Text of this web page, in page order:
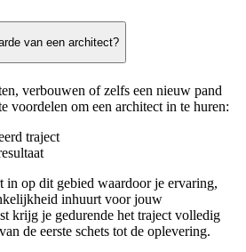
van een architect?
verbouwen of zelfs een nieuw pand
voordelen om een architect in te huren:
traject
in op dit gebied waardoor je ervaring,
inhuurt voor jouw
krijg je gedurende het traject volledig
de eerste schets tot de oplevering.